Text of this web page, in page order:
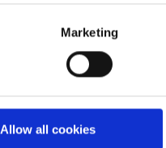
Marketing
Allow all cookies